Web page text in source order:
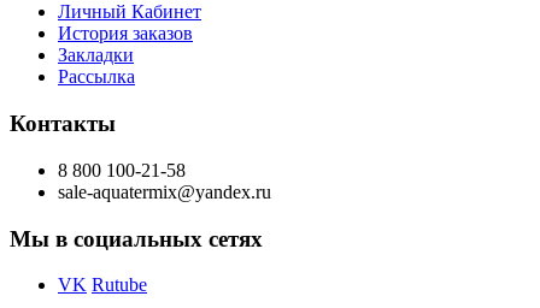
Личный Кабинет
История заказов
Закладки
Рассылка
Контакты
8 800 100-21-58
sale-aquatermix@yandex.ru
Мы в социальных сетях
VK Rutube